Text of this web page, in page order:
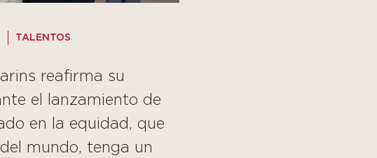
TALENTOS
reafirma su
el lanzamiento de
en la equidad, que
mundo, tenga un